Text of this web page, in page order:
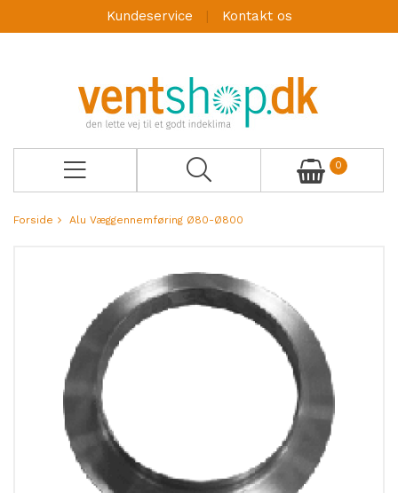
Kundeservice Kontakt os
0
Forside Alu Væggennemføring Ø80-Ø800